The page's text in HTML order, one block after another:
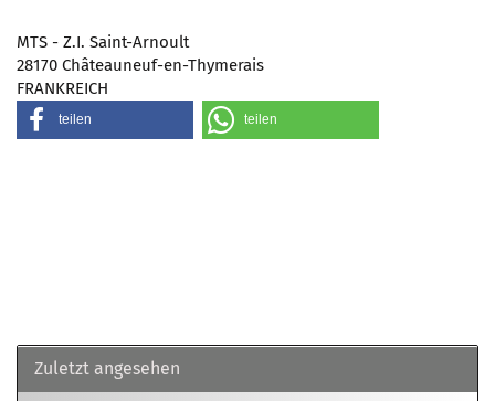
MTS - Z.I. Saint-Arnoult
28170 Châteauneuf-en-Thymerais
FRANKREICH
teilen teilen
Zuletzt angesehen